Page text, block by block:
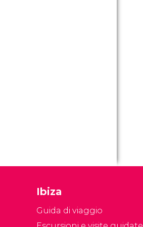
Ibiza
Guida di viaggio